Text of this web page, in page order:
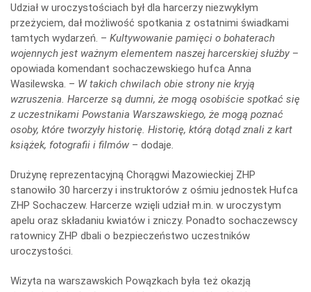
Udział w uroczystościach był dla harcerzy niezwykłym
przeżyciem, dał możliwość spotkania z ostatnimi świadkami
tamtych wydarzeń. – Kultywowanie pamięci o bohaterach
wojennych jest ważnym elementem naszej harcerskiej służby –
opowiada komendant sochaczewskiego hufca Anna
Wasilewska. – W takich chwilach obie strony nie kryją
wzruszenia. Harcerze są dumni, że mogą osobiście spotkać się
z uczestnikami Powstania Warszawskiego, że mogą poznać
osoby, które tworzyły historię. Historię, którą dotąd znali z kart
książek, fotografii i filmów – dodaje.
Drużynę reprezentacyjną Chorągwi Mazowieckiej ZHP
stanowiło 30 harcerzy i instruktorów z ośmiu jednostek Hufca
ZHP Sochaczew. Harcerze wzięli udział m.in. w uroczystym
apelu oraz składaniu kwiatów i zniczy. Ponadto sochaczewscy
ratownicy ZHP dbali o bezpieczeństwo uczestników
uroczystości.
Wizyta na warszawskich Powązkach była też okazją